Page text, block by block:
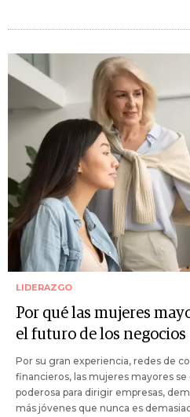
LIDERAZGO
Por qué las mujeres
el futuro de los negocios
Por su gran experiencia, redes de
financieros, las mujeres mayores
poderosa para dirigir empresas,
más jóvenes que nunca es